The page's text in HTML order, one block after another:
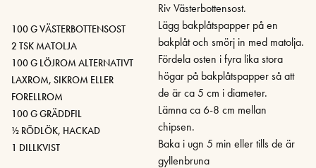
100 G VÄSTERBOTTENSOST
2 TSK MATOLJA
100 G LÖJROM ALTERNATIVT
LAXROM, SIKROM ELLER
FORELLROM
100 G GRÄDDFIL
½ RÖDLÖK, HACKAD
1 DILLKVIST
Riv Västerbottensost.
Lägg bakplåtspapper på en
bakplåt och smörj in med matolja.
Fördela osten i fyra lika stora
högar på bakplåtspapper så att
de är ca 5 cm i diameter.
Lämna ca 6-8 cm mellan
chipsen.
Baka i ugn 5 min eller tills de är
gyllenbruna